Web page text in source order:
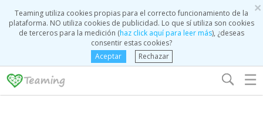
×
Teaming utiliza cookies propias para el correcto funcionamiento de la
plataforma. NO utiliza cookies de publicidad. Lo que sí utiliza son cookies
de terceros para la medición (haz click aquí para leer más), ¿deseas
consentir estas cookies?
Aceptar
Rechazar
☰